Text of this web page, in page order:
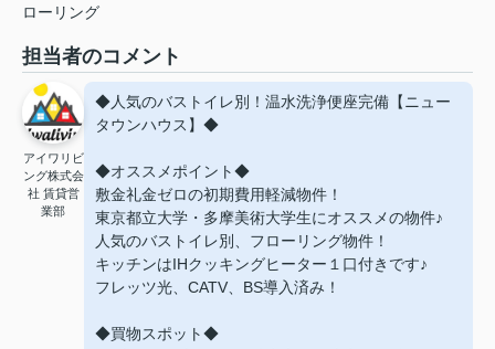
ローリング
担当者のコメント
アイワリビ
ング株式会
社 賃貸営
業部
◆人気のバストイレ別！温水洗浄便座完備【ニュー
タウンハウス】◆
◆オススメポイント◆
敷金礼金ゼロの初期費用軽減物件！
東京都立大学・多摩美術大学生にオススメの物件♪
人気のバストイレ別、フローリング物件！
キッチンはIHクッキングヒーター１口付きです♪
フレッツ光、CATV、BS導入済み！
◆買物スポット◆